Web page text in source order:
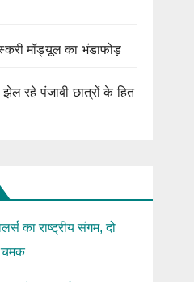
मॉड्यूल का भंडाफोड़
रहे पंजाबी छात्रों के हित
का राष्ट्रीय संगम, दो
चमक